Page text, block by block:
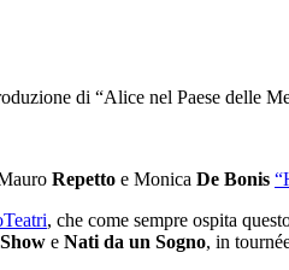
di “Alice nel Paese delle
Repetto e Monica De Bonis
, che come sempre ospita
e Nati da un Sogno, in